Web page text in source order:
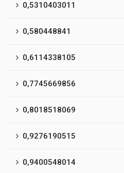
0,5310403011
0,580448841
0,6114338105
0,7745669856
0,8018518069
0,9276190515
0,9400548014